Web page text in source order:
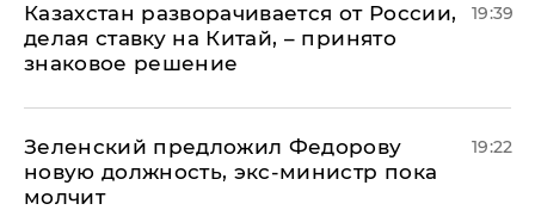
Казахстан разворачивается от России,
делая ставку на Китай, – принято
знаковое решение
19:39
Зеленский предложил Федорову
новую должность, экс-министр пока
молчит
19:22